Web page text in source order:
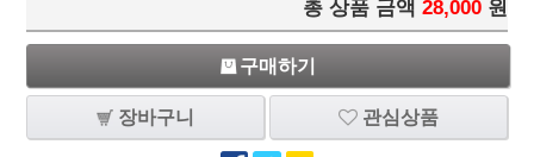
총 상품 금액 28,000 원
구매하기
장바구니 관심상품